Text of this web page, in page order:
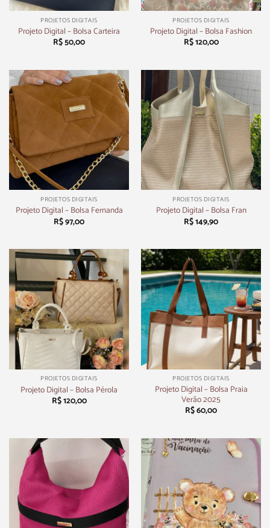
PROJETOS DIGITAIS
Projeto Digital – Bolsa Carteira
R$50,00
PROJETOS DIGITAIS
Projeto Digital – Bolsa Fashion
R$120,00
PROJETOS DIGITAIS
Projeto Digital – Bolsa Fernanda
R$97,00
PROJETOS DIGITAIS
Projeto Digital – Bolsa Fran
R$149,90
PROJETOS DIGITAIS
Projeto Digital – Bolsa Pérola
R$120,00
PROJETOS DIGITAIS
Projeto Digital – Bolsa Praia
Verão 2025
R$60,00